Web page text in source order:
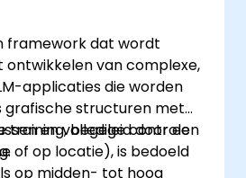
framework dat wordt
van complexe,
applicaties die worden
grafische structuren met
en volledige controle
training, begeleid door een
of op locatie), is bedoeld
op midden- tot hoog